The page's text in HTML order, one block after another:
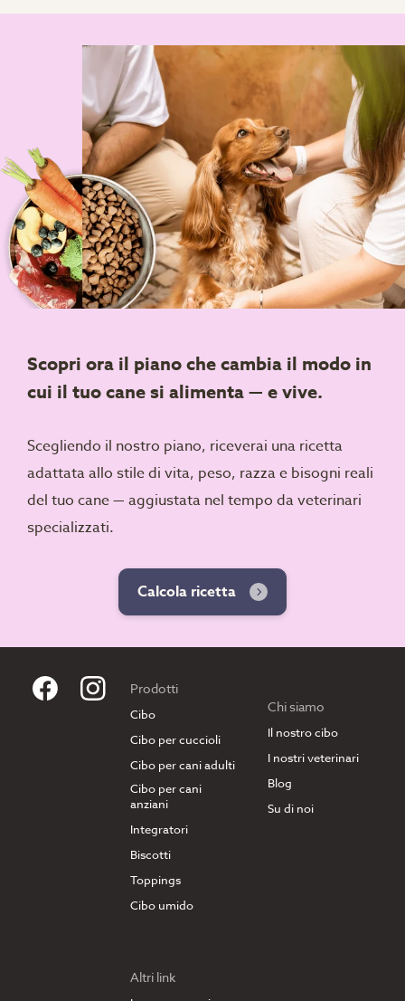
Scopri ora il piano che cambia il modo in
cui il tuo cane si alimenta — e vive.
Scegliendo il nostro piano, riceverai una ricetta
adattata allo stile di vita, peso, razza e bisogni reali
del tuo cane — aggiustata nel tempo da veterinari
specializzati.
Calcola ricetta
Prodotti
Cibo
Cibo per cuccioli
Cibo per cani adulti
Cibo per cani
anziani
Integratori
Biscotti
Toppings
Cibo umido
Chi siamo
Il nostro cibo
I nostri veterinari
Blog
Su di noi
Altri link